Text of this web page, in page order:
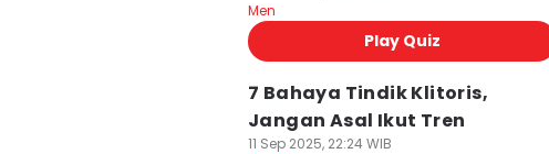
Men
Play Quiz
7 Bahaya Tindik Klitoris,
Jangan Asal Ikut Tren
11 Sep 2025, 22:24 WIB